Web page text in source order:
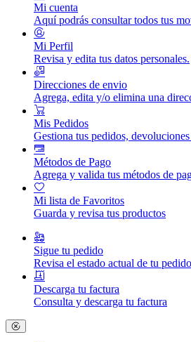
Mi cuenta
Aquí podrás consultar todos tus
Mi Perfil
Revisa y edita tus datos personales.
Direcciones de envio
Agrega, edita y/o elimina una
Mis Pedidos
Gestiona tus pedidos,
Métodos de Pago
Agrega y valida tus métodos de
Mi lista de Favoritos
Guarda y revisa tus productos
Sigue tu pedido
Revisa el estado actual de tu
Descarga tu factura
Consulta y descarga tu factura